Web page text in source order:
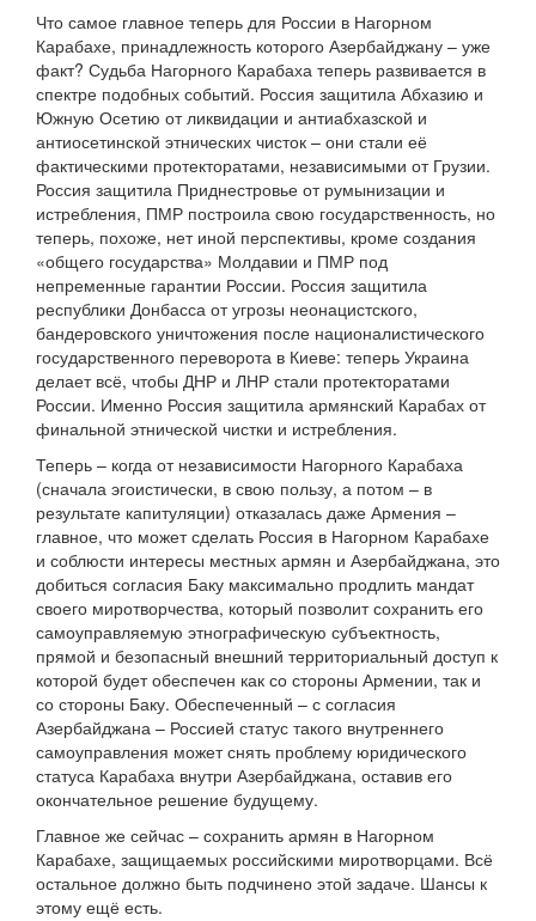
Что самое главное теперь для России в Нагорном
Карабахе, принадлежность которого Азербайджану – уже
факт? Судьба Нагорного Карабаха теперь развивается в
спектре подобных событий. Россия защитила Абхазию и
Южную Осетию от ликвидации и антиабхазской и
антиосетинской этнических чисток – они стали её
фактическими протекторатами, независимыми от Грузии.
Россия защитила Приднестровье от румынизации и
истребления, ПМР построила свою государственность, но
теперь, похоже, нет иной перспективы, кроме создания
«общего государства» Молдавии и ПМР под
непременные гарантии России. Россия защитила
республики Донбасса от угрозы неонацистского,
бандеровского уничтожения после националистического
государственного переворота в Киеве: теперь Украина
делает всё, чтобы ДНР и ЛНР стали протекторатами
России. Именно Россия защитила армянский Карабах от
финальной этнической чистки и истребления.
Теперь – когда от независимости Нагорного Карабаха
(сначала эгоистически, в свою пользу, а потом – в
результате капитуляции) отказалась даже Армения –
главное, что может сделать Россия в Нагорном Карабахе
и соблюсти интересы местных армян и Азербайджана, это
добиться согласия Баку максимально продлить мандат
своего миротворчества, который позволит сохранить его
самоуправляемую этнографическую субъектность,
прямой и безопасный внешний территориальный доступ к
которой будет обеспечен как со стороны Армении, так и
со стороны Баку. Обеспеченный – с согласия
Азербайджана – Россией статус такого внутреннего
самоуправления может снять проблему юридического
статуса Карабаха внутри Азербайджана, оставив его
окончательное решение будущему.
Главное же сейчас – сохранить армян в Нагорном
Карабахе, защищаемых российскими миротворцами. Всё
остальное должно быть подчинено этой задаче. Шансы к
этому ещё есть.